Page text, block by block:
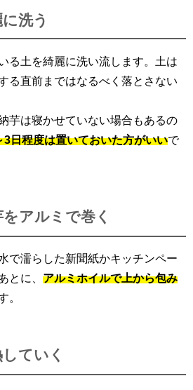
洗う
る土を綺麗に洗い流します。土は
る直前まではなるべく落とさない
芋は寝かせていない場合もあるの
3日程度は置いておいた方がいいで
アルミで巻く
で濡らした新聞紙かキッチンペー
とに、 アルミホイルで上から包み
。
ていく